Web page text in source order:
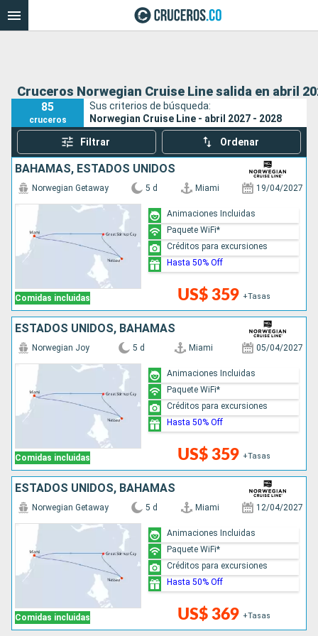
Cruceros Norwegian Cruise Line salida en abril
85
cruceros
Sus criterios de búsqueda:
Norwegian Cruise Line - abril 2027 - 2028
Filtrar Ordenar
BAHAMAS, ESTADOS UNIDOS
Comidas incluidas
Norwegian Getaway 5 d Miami 19/04/2027
US$ 359 +Tasas
Animaciones Incluidas
Paquete WiFi*
Créditos para excursiones
Hasta 50% Off
ESTADOS UNIDOS, BAHAMAS
Comidas incluidas
Norwegian Joy 5 d Miami 05/04/2027
US$ 359 +Tasas
Animaciones Incluidas
Paquete WiFi*
Créditos para excursiones
Hasta 50% Off
ESTADOS UNIDOS, BAHAMAS
Comidas incluidas
Norwegian Getaway 5 d Miami 12/04/2027
US$ 369 +Tasas
Animaciones Incluidas
Paquete WiFi*
Créditos para excursiones
Hasta 50% Off